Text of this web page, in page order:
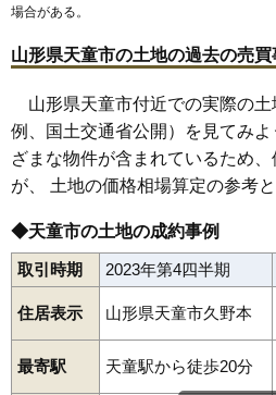
場合がある。
山形県天童市の土地の過去の売買
山形県天童市付近での実際の土
例、国土交通省公開）を見てみ
ざまな物件が含まれているため
が、 土地の価格相場算定の参考と
◆天童市の土地の成約事例
取引時期 2023年第4四半期
住居表示 山形県天童市久野本
最寄駅 天童駅から徒歩20分